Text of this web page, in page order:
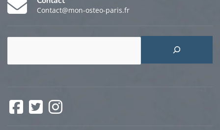
Contact@mon-osteo-paris.fr
Facebook